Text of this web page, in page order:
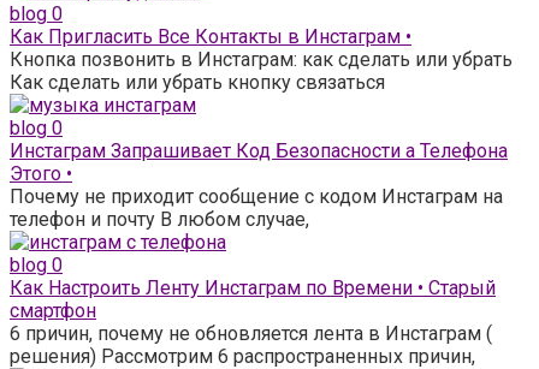
blog 0
Как Пригласить Все Контакты в Инстаграм •
Кнопка позвонить в Инстаграм: как сделать или убрать
Как сделать или убрать кнопку связаться
blog 0
Инстаграм Запрашивает Код Безопасности а Телефона
Этого •
Почему не приходит сообщение с кодом Инстаграм на
телефон и почту В любом случае,
blog 0
Как Настроить Ленту Инстаграм по Времени • Старый
смартфон
6 причин, почему не обновляется лента в Инстаграм (
решения) Рассмотрим 6 распространенных причин,